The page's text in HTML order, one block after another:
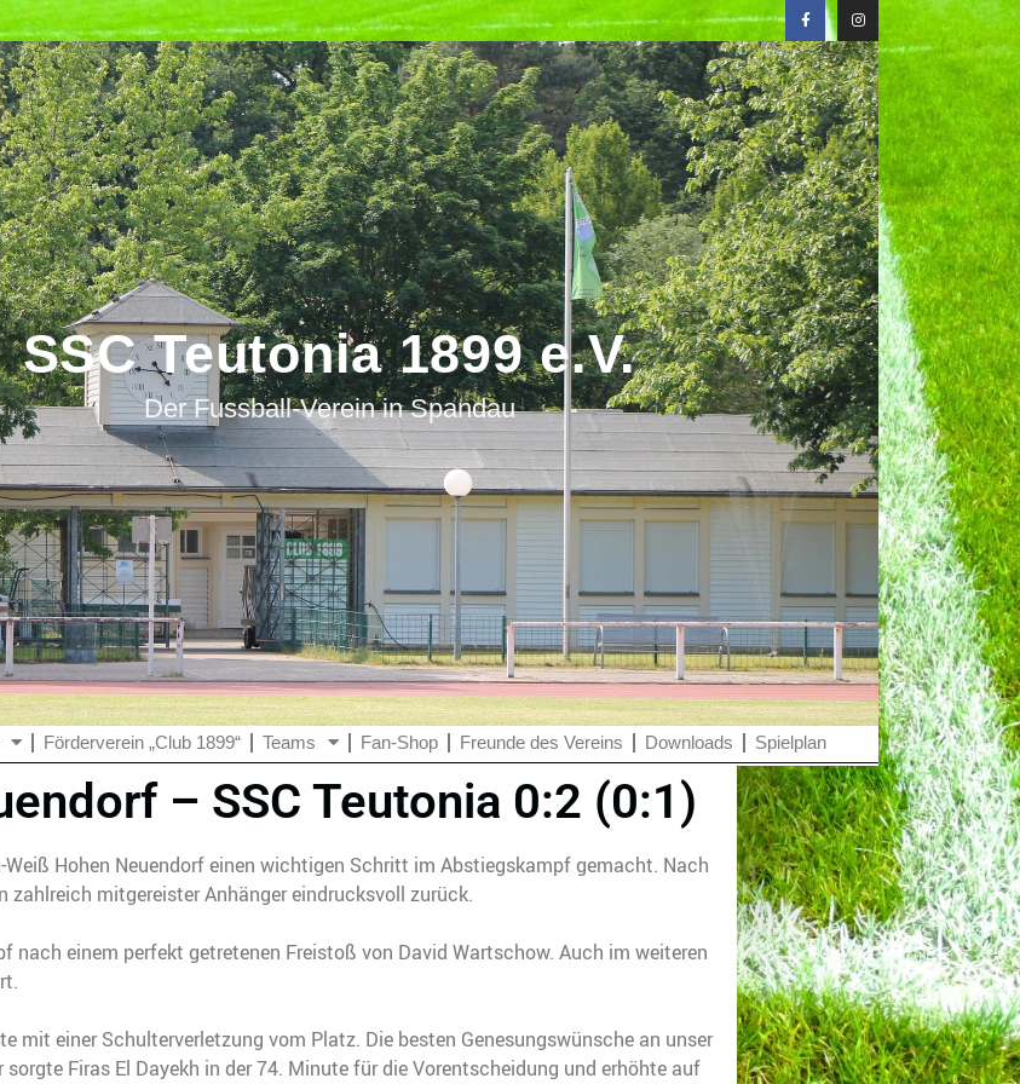
SSC Teutonia 1899 e.V.
Der Fussball-Verein in Spandau
Förderverein „Club 1899“ Teams Fan-Shop Freunde des Vereins Downloads Spielplan
– SSC Teutonia 0:2 (0:1)
Hohen Neuendorf einen wichtigen Schritt im Abstiegskampf gemacht. Nach
zahlreich mitgereister Anhänger eindrucksvoll zurück.
einem perfekt getretenen Freistoß von David Wartschow. Auch im weiteren
einer Schulterverletzung vom Platz. Die besten Genesungswünsche an unser
Firas El Dayekh in der 74. Minute für die Vorentscheidung und erhöhte auf